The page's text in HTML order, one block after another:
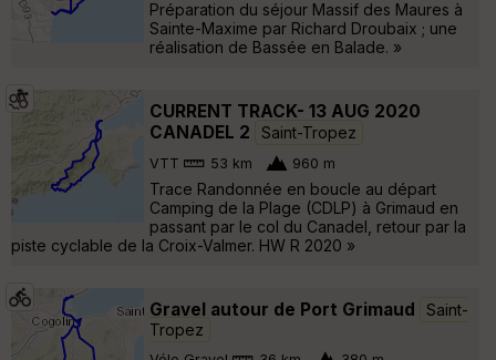
Préparation du séjour Massif des Maures à
Sainte-Maxime par Richard Droubaix ; une
réalisation de Bassée en Balade. »
CURRENT TRACK- 13 AUG 2020
CANADEL 2
Saint-Tropez
VTT 53 km 960 m
Trace Randonnée en boucle au départ
Camping de la Plage (CDLP) à Grimaud en
passant par le col du Canadel, retour par la
piste cyclable de la Croix-Valmer. HW R 2020 »
Gravel autour de Port Grimaud
Saint-
Tropez